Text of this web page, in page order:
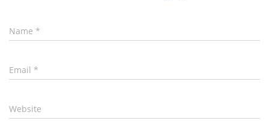
Name *
Email *
Website